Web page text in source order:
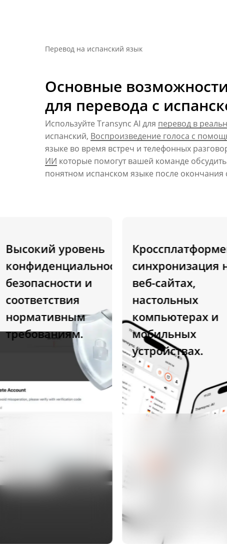
Перевод на испанский язык
Основные
для перевода с
Используйте Transync AI для перевод в
испанский, Воспроизведение голоса с
языке во время встреч и телефонных
ИИ которые помогут вашей команде
понятном испанском языке после окончания
уровень
и
синхронизация на
веб-сайтах,
настольных
компьютерах и
мобильных
устройствах.